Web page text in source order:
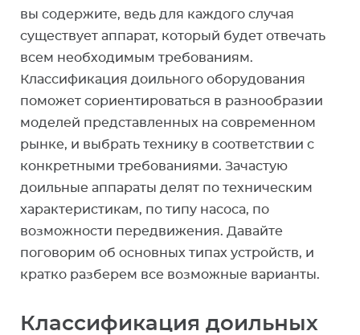
вы содержите, ведь для каждого случая
существует аппарат, который будет отвечать
всем необходимым требованиям.
Классификация доильного оборудования
поможет сориентироваться в разнообразии
моделей представленных на современном
рынке, и выбрать технику в соответствии с
конкретными требованиями. Зачастую
доильные аппараты делят по техническим
характеристикам, по типу насоса, по
возможности передвижения. Давайте
поговорим об основных типах устройств, и
кратко разберем все возможные варианты.
Классификация доильных